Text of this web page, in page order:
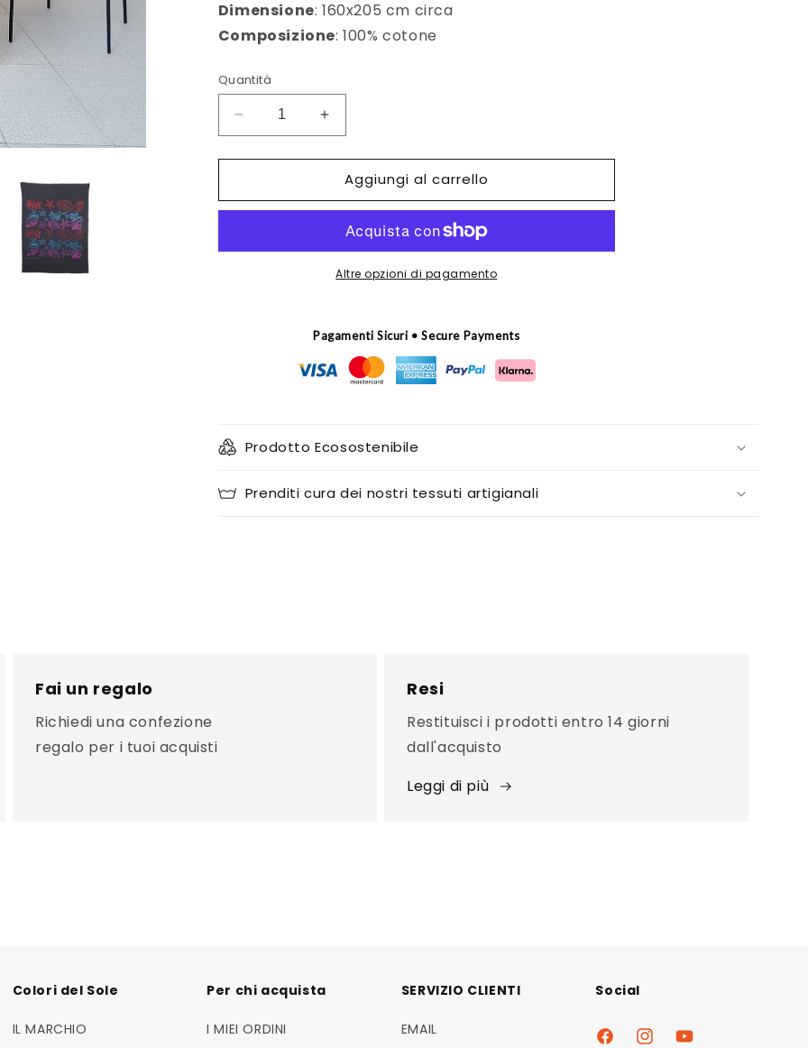
Dimensione: 160x205 cm circa
Composizione: 100% cotone
Quantità
Diminuisci
quantità
per
Elementi
Aumenta
quantità
per
Copridivano
Elementi
fucsia
Aggiungi al carrello
Altre opzioni di pagamento
Pagamenti Sicuri • Secure Payments
Prodotto Ecosostenibile
Prenditi cura dei nostri tessuti artigianali
Fai un regalo
Richiedi una confezione
regalo per i tuoi acquisti
Resi
Restituisci i prodotti entro 14 giorni
dall'acquisto
Leggi di più
Colori del Sole
IL MARCHIO
Per chi acquista
I MIEI ORDINI
SERVIZIO CLIENTI
EMAIL
Social